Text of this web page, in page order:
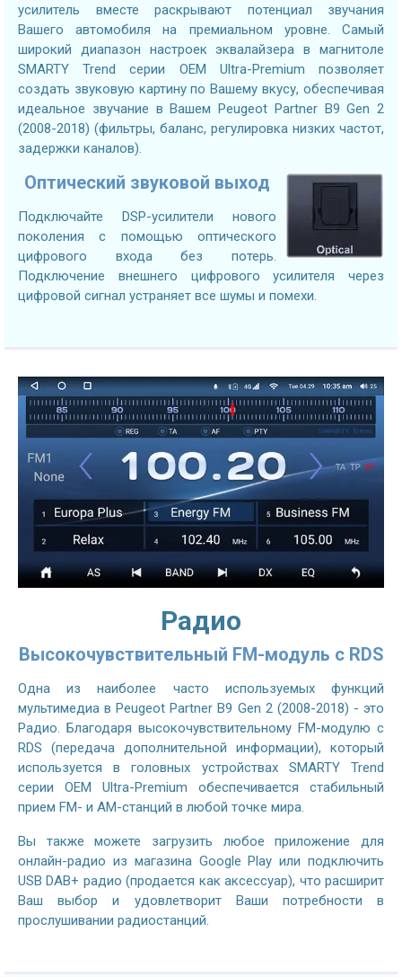
усилитель вместе раскрывают потенциал звучания
Вашего автомобиля на премиальном уровне. Самый
широкий диапазон настроек эквалайзера в магнитоле
SMARTY Trend серии OEM Ultra-Premium позволяет
создать звуковую картину по Вашему вкусу, обеспечивая
идеальное звучание в Вашем Peugeot Partner B9 Gen 2
(2008-2018) (фильтры, баланс, регулировка низких частот,
задержки каналов).
Оптический звуковой выход
Подключайте DSP-усилители нового
поколения с помощью оптического
цифрового входа без потерь.
Подключение внешнего цифрового усилителя через
цифровой сигнал устраняет все шумы и помехи.
Радио
Высокочувствительный FM-модуль с RDS
Одна из наиболее часто используемых функций
мультимедиа в Peugeot Partner B9 Gen 2 (2008-2018) - это
Радио. Благодаря высокочувствительному FM-модулю с
RDS (передача дополнительной информации), который
используется в головных устройствах SMARTY Trend
серии OEM Ultra-Premium обеспечивается стабильный
прием FM- и AM-станций в любой точке мира.
Вы также можете загрузить любое приложение для
онлайн-радио из магазина Google Play или подключить
USB DAB+ радио (продается как аксессуар), что расширит
Ваш выбор и удовлетворит Ваши потребности в
прослушивании радиостанций.